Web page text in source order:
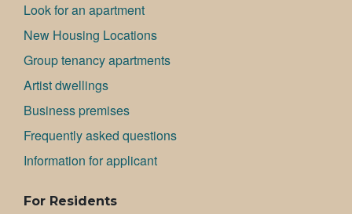
Look for an apartment
New Housing Locations
Group tenancy apartments
Artist dwellings
Bu­si­ness premises
Frequently asked questions
Information for applicant
For Residents